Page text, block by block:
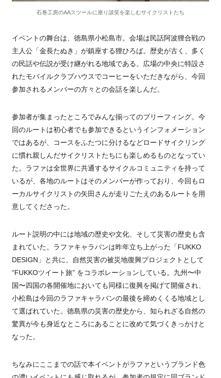
石巻工房のAAスツールに座り談笑を楽しむサイクリストたち
イベントの舞台は、徳島県小松島市。会場は民話阿波狸合戦の
主人公「金長たぬき」が鎮座する狸ひろば。歴史が古く、多く
の民話や伝説が受け継がれる地域である。広場の中央に特設さ
れたモバイルクラブハウスでコーヒーをいただきながら、今回
参加されるメンバーの方々との会話を楽しんだ。
参加者が集まったところでみんな揃ってのブリーフィング。今
回のルートは初心者でも参加できるというインフォメーション
ではあるが、コースをふたつに分けるなどロードサイクリング
に慣れ親しんだサイクリストたちにも楽しめるものとなってい
た。ラファは全世界に共通するサイクルコミュニティを持って
いるが、各地のルートはそのメンバーが作っており、今回もロ
ーカルサイクリストの矢田さんが走りごたえのあるルートを用
意してくださった。
ルート説明の中には地域の歴史や文化、そして災害の歴史も含
まれていた。ラファキャラバンは昨年立ち上がった「FUKKO
DESIGN」と共に、自然災害の被災地復興プロジェクトとして
“FUKKOツイート旅” をコラボレーションしている。九州〜中
国〜四国の各開催地においても同様に復興を掲げて開催され、
小松島は今回のラファキャラバンの最後を締めくくる地域とし
て選ばれていた。徳島県の災害の歴史から、知られざる自然の
驚異が今も身近なところにあることに改めて気づくきっかけと
なった。
ちなみにここまでの話で本イベントがラファというブランド色